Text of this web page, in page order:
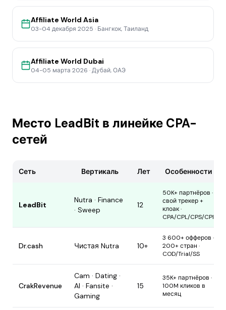
Affiliate World Asia
03-04 декабря 2025 · Бангкок, Таиланд
Affiliate World Dubai
04-05 марта 2026 ·Дубай, ОАЭ
Место LeadBit в линейке CPA-
сетей
Сеть Вертикаль Лет Особенности
LeadBit
Nutra · Finance
· Sweep
12
50K+ партнёров ·
свой трекер +
клоак ·
CPA/CPL/CPS/CPI
Dr.cash Чистая Nutra 10+
3 600+ офферов ·
200+ стран ·
COD/Trial/SS
CrakRevenue
Cam · Dating ·
AI · Fansite ·
Gaming
15
35K+ партнёров ·
100M кликов в
месяц